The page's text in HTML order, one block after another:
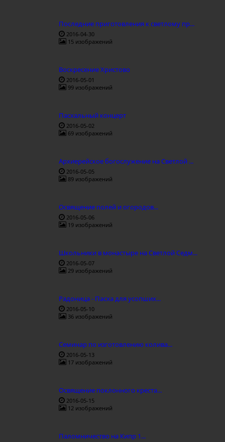
Последние приготовления к светлому пр...
2016-04-30
15 изображений
Воскресение Христово
2016-05-01
99 изображений
Пасхальный концерт
2016-05-02
69 изображений
Архиерейское богослужение на Светлой ...
2016-05-05
89 изображений
Освящение полей и огородов...
2016-05-06
19 изображений
Школьники в монастыре на Светлой Седм...
2016-05-07
29 изображений
Радоница - Пасха для усопших...
2016-05-10
36 изображений
Семинар по изготовлению колива...
2016-05-13
17 изображений
Освящение поклонного креста...
2016-05-15
12 изображений
Паломничество на Кипр 1...